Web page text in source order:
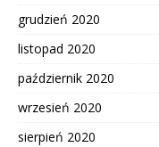
grudzień 2020
listopad 2020
październik 2020
wrzesień 2020
sierpień 2020